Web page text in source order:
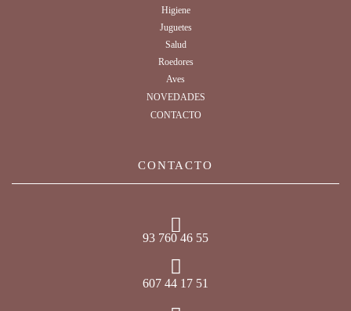
Higiene
Juguetes
Salud
Roedores
Aves
NOVEDADES
CONTACTO
CONTACTO
93 760 46 55
607 44 17 51